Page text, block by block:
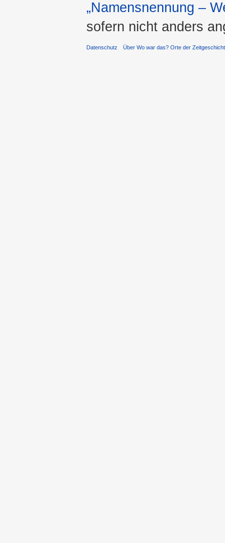
„Namensnennung –
sofern nicht anders
Datenschutz Über Wo war das? Orte der